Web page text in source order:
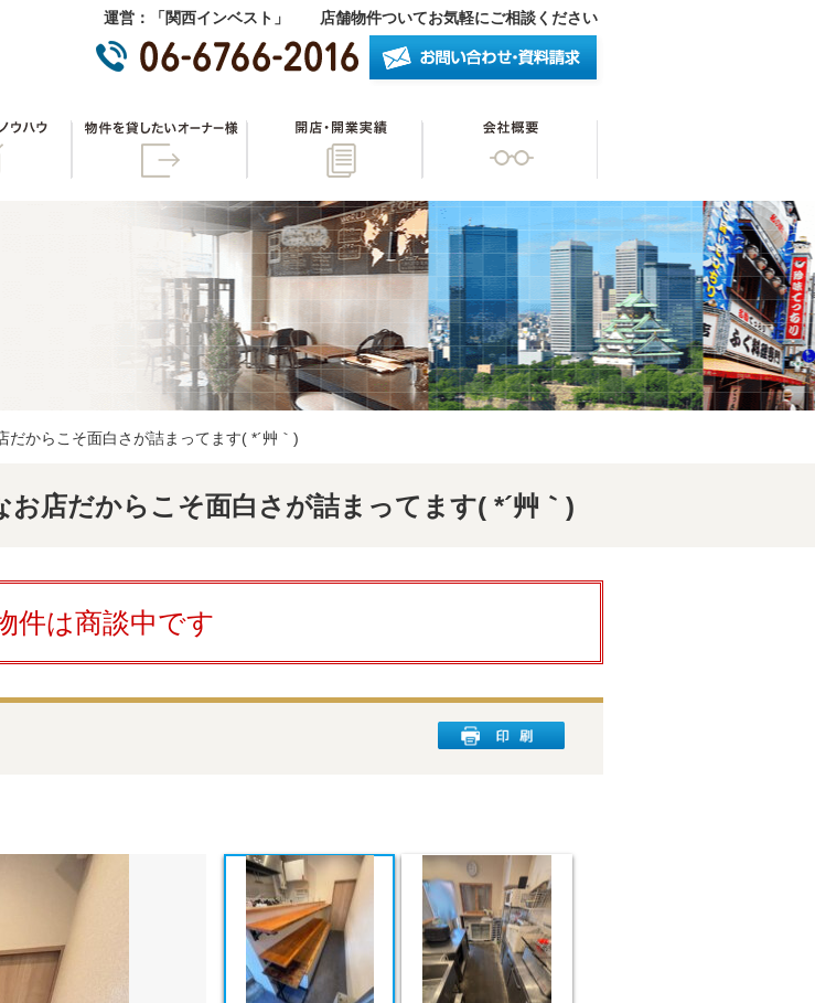
運営：「関西インベスト」 店舗物件ついてお気軽にご相談ください
開店・開業ノウハウ 物件を貸したいオーナー様 開店・開業実績
からこそ面白さが詰まってます( *´艸｀)
店だからこそ面白さが詰まってます( *´艸｀)
件は商談中です